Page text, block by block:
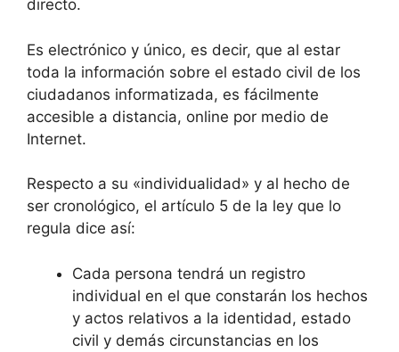
directo.
Es electrónico y único, es decir, que al estar
toda la información sobre el estado civil de los
ciudadanos informatizada, es fácilmente
accesible a distancia, online por medio de
Internet.
Respecto a su «individualidad» y al hecho de
ser cronológico, el artículo 5 de la ley que lo
regula dice así:
Cada persona tendrá un registro
individual en el que constarán los hechos
y actos relativos a la identidad, estado
civil y demás circunstancias en los